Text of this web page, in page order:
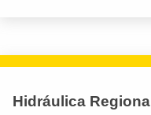
Hidráulica Regional